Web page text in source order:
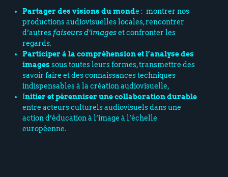
Partager des visions du monde : montrer nos
productions audiovisuelles locales, rencontrer
d’autres faiseurs d’imageset confronter les
regards.
Participer à la compréhension et l’analyse des
images sous toutes leurs formes, transmettre des
savoir faire et des connaissances techniques
indispensables à la création audiovisuelle,
Initier et pérenniser une collaboration durable
entre acteurs culturels audiovisuels dans une
action d’éducation à l’image à l’échelle
européenne.